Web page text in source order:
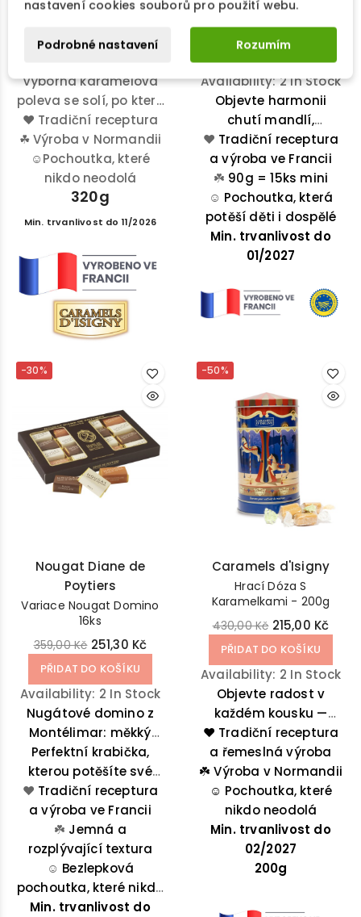
215,00 Kč 150,50 Kč
PŘIDAT DO KOŠÍKU
Výborná karamelová
poleva se solí, po které
se budete olizovat.
Jak si ji vychutnáte je
pouze na vás!
♥ Tradiční receptura
☘Výroba v Normandii
☺Pochoutka, které
nikdo neodolá
320g
Min. trvanlivost do 11/2026
- 90g
275,00 Kč 192,50 Kč
Availability:2 In Stock
Objevte harmonii
chutí mandlí,
kandovaného
melounu a
pomerančové kůry v
této oválné pochoutce
se špičatými konci –
ideální volba pro
každou příležitost.
❤️ Tradiční receptura
a výroba ve Francii
☘️ 90g = 15ks mini
☺️ Pochoutka, která
potěší děti i dospělé
Min. trvanlivost do
01/2027
-30%
Nougat Diane de
Poytiers
Variace Nougat Domino
16ks
359,00 Kč 251,30 Kč
PŘIDAT DO KOŠÍKU
Availability: 2 In Stock
Nugátové domino z
Montélimar: měkký
nugát, měkký nugát
potažený hořkou
čokoládou, měkký
nugát potažený
mléčnou čokoládou s
pomerančovou
příchutí.
Perfektní krabička,
kterou potěšíte své
blízké nebo sami sebe!
❤️ Tradiční receptura
a výroba ve Francii
☘️ Jemná a
rozplývající textura
☺️ Bezlepková
pochoutka, které nikdo
neodolá
Min. trvanlivost do
-50%
Caramels d'Isigny
Hrací Dóza S
Karamelkami - 200g
430,00 Kč 215,00 Kč
PŘIDAT DO KOŠÍKU
Availability: 2 In Stock
Objevte radost v
každém kousku —
luxusní plechová
krabička s hudebním
boxem obsahuje 200g
návykově jemných
karamelů - s máslem
a solí, vanilkou,
lískovou oříškem a
mramorované
které se nerozpadají a
❤️ Tradiční receptura
a řemeslná výroba
☘️ Výroba v Normandii
☺️ Pochoutka, které
nikdo neodolá
Min. trvanlivost do
02/2027
200g
nastavení cookies souborů pro použití webu.
Podrobné nastavení Rozumím